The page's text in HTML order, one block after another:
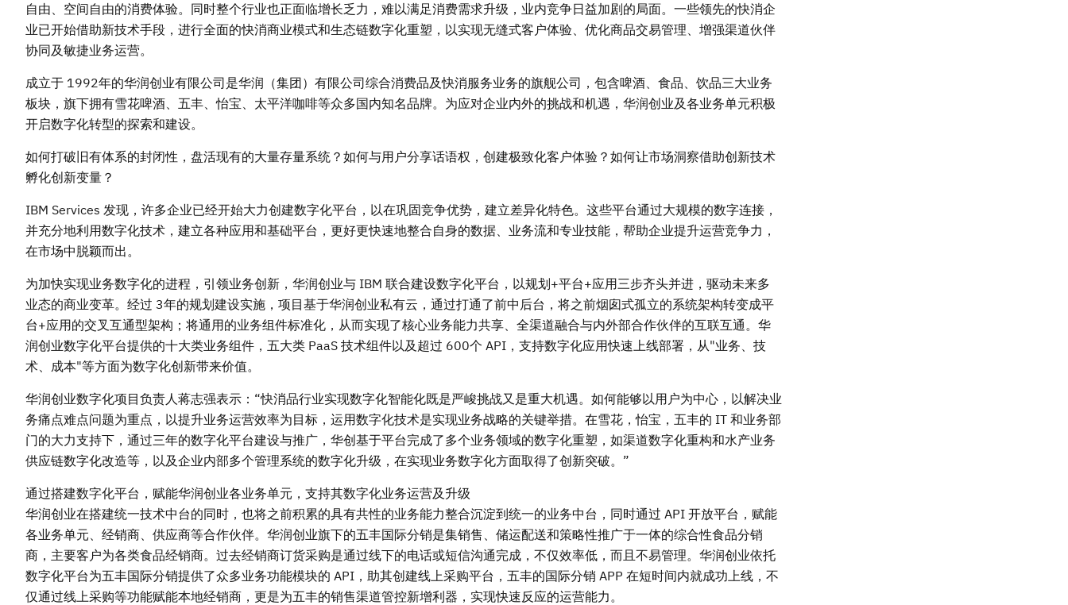
自由、空间自由的消费体验。同时整个行业也正面临增长乏力，难以满足消费需求升级，业内竞争日益加剧的局面。一些领先的快消企
业已开始借助新技术手段，进行全面的快消商业模式和生态链数字化重塑，以实现无缝式客户体验、优化商品交易管理、增强渠道伙伴
协同及敏捷业务运营。
成立于 1992年的华润创业有限公司是华润（集团）有限公司综合消费品及快消服务业务的旗舰公司，包含啤酒、食品、饮品三大业务
板块，旗下拥有雪花啤酒、五丰、怡宝、太平洋咖啡等众多国内知名品牌。为应对企业内外的挑战和机遇，华润创业及各业务单元积极
开启数字化转型的探索和建设。
如何打破旧有体系的封闭性，盘活现有的大量存量系统？如何与用户分享话语权，创建极致化客户体验？如何让市场洞察借助创新技术
孵化创新变量？
IBM Services 发现，许多企业已经开始大力创建数字化平台，以在巩固竞争优势，建立差异化特色。这些平台通过大规模的数字连接，
并充分地利用数字化技术，建立各种应用和基础平台，更好更快速地整合自身的数据、业务流和专业技能，帮助企业提升运营竞争力，
在市场中脱颖而出。
为加快实现业务数字化的进程，引领业务创新，华润创业与 IBM 联合建设数字化平台，以规划+平台+应用三步齐头并进，驱动未来多
业态的商业变革。经过 3年的规划建设实施，项目基于华润创业私有云，通过打通了前中后台，将之前烟囱式孤立的系统架构转变成平
台+应用的交叉互通型架构；将通用的业务组件标准化，从而实现了核心业务能力共享、全渠道融合与内外部合作伙伴的互联互通。华
润创业数字化平台提供的十大类业务组件，五大类 PaaS 技术组件以及超过 600个 API，支持数字化应用快速上线部署，从"业务、技
术、成本"等方面为数字化创新带来价值。
华润创业数字化项目负责人蒋志强表示：“快消品行业实现数字化智能化既是严峻挑战又是重大机遇。如何能够以用户为中心，以解决业
务痛点难点问题为重点，以提升业务运营效率为目标，运用数字化技术是实现业务战略的关键举措。在雪花，怡宝，五丰的 IT 和业务部
门的大力支持下，通过三年的数字化平台建设与推广，华创基于平台完成了多个业务领域的数字化重塑，如渠道数字化重构和水产业务
供应链数字化改造等，以及企业内部多个管理系统的数字化升级，在实现业务数字化方面取得了创新突破。”
通过搭建数字化平台，赋能华润创业各业务单元，支持其数字化业务运营及升级
华润创业在搭建统一技术中台的同时，也将之前积累的具有共性的业务能力整合沉淀到统一的业务中台，同时通过 API 开放平台，赋能
各业务单元、经销商、供应商等合作伙伴。华润创业旗下的五丰国际分销是集销售、储运配送和策略性推广于一体的综合性食品分销
商，主要客户为各类食品经销商。过去经销商订货采购是通过线下的电话或短信沟通完成，不仅效率低，而且不易管理。华润创业依托
数字化平台为五丰国际分销提供了众多业务功能模块的 API，助其创建线上采购平台，五丰的国际分销 APP 在短时间内就成功上线，不
仅通过线上采购等功能赋能本地经销商，更是为五丰的销售渠道管控新增利器，实现快速反应的运营能力。